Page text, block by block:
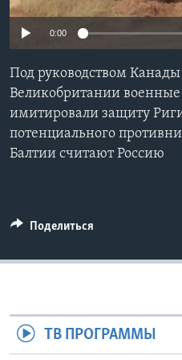
Learning English
СОЦИАЛЬНЫЕ СЕТИ
Языки
0:00
Под руководством
Великобритании военные
имитировали защиту
потенциального
Балтии считают Россию
Поделиться
ТВ ПРОГРАММЫ